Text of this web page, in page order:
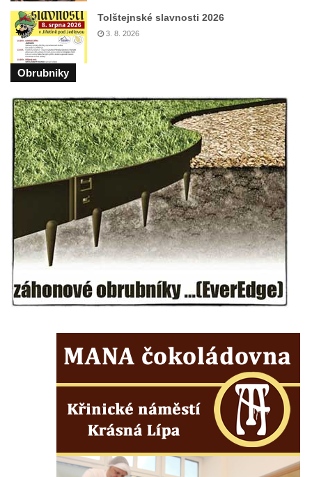
Českých Budějovicích
Pomník Vojtěcha Adalberta Lanny v parku
Na Sadech v Českých Budějovicích
Pomník Přemysla Otakara II. v parku Na
Sadech v Českých Budějovicích
Socha Mateřství v parku Na Sadech v
Českých Budějovicích
Památník Otokara Mokrého v parku Na
Sadech v Českých Budějovicích
Poslední dochovaný tramvajový sloup na
Pražské třídě v Českých Budějovicích
Socha Civilizovaní na Husově třídě v
Českých Budějovicích
Socha svatého Jana Nepomuckého Na
Sadech u Mlýnské stoky v Českých
Budějovicích
Budějovicích
Socha svatého Zachariáše na nádvoří
kláštera dominikánů v Českých
Budějovicích
Tolštejnské slavnosti 2026
3. 8. 2026
Obrubniky